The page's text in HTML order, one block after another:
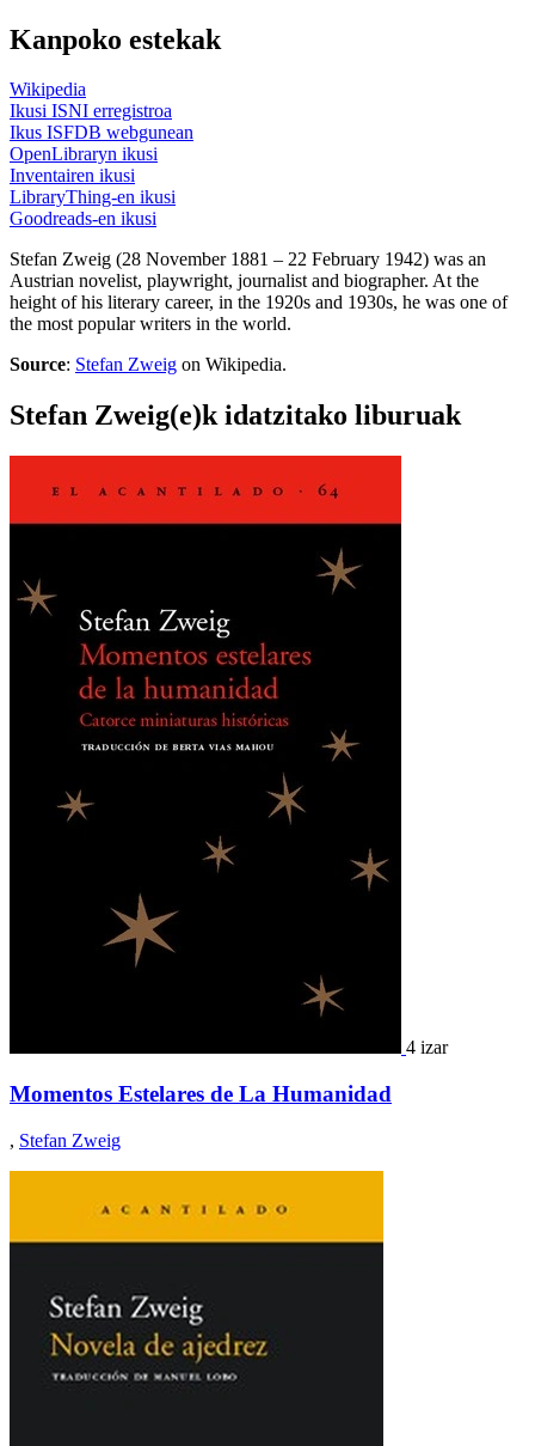
Kanpoko estekak
Wikipedia
Ikusi ISNI erregistroa
Ikus ISFDB webgunean
OpenLibraryn ikusi
Inventairen ikusi
LibraryThing-en ikusi
Goodreads-en ikusi
Stefan Zweig (28 November 1881 – 22 February 1942) was an
Austrian novelist, playwright, journalist and biographer. At the
height of his literary career, in the 1920s and 1930s, he was one of
the most popular writers in the world.
Source: Stefan Zweig on Wikipedia.
Stefan Zweig(e)k idatzitako liburuak
4 izar
Momentos Estelares de La Humanidad
, Stefan Zweig